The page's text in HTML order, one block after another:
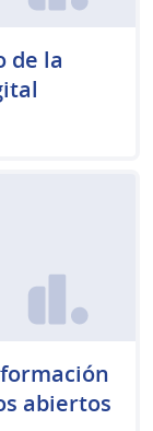
de la
abiertos